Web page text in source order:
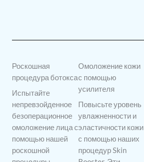
Роскошная
процедура ботокса
Испытайте
непревзойденное
безоперационное
омоложение лица с
помощью нашей
роскошной
Омоложение кожи
с помощью
усилителя
Повысьте уровень
увлажненности и
эластичности кожи
с помощью наших
процедур Skin